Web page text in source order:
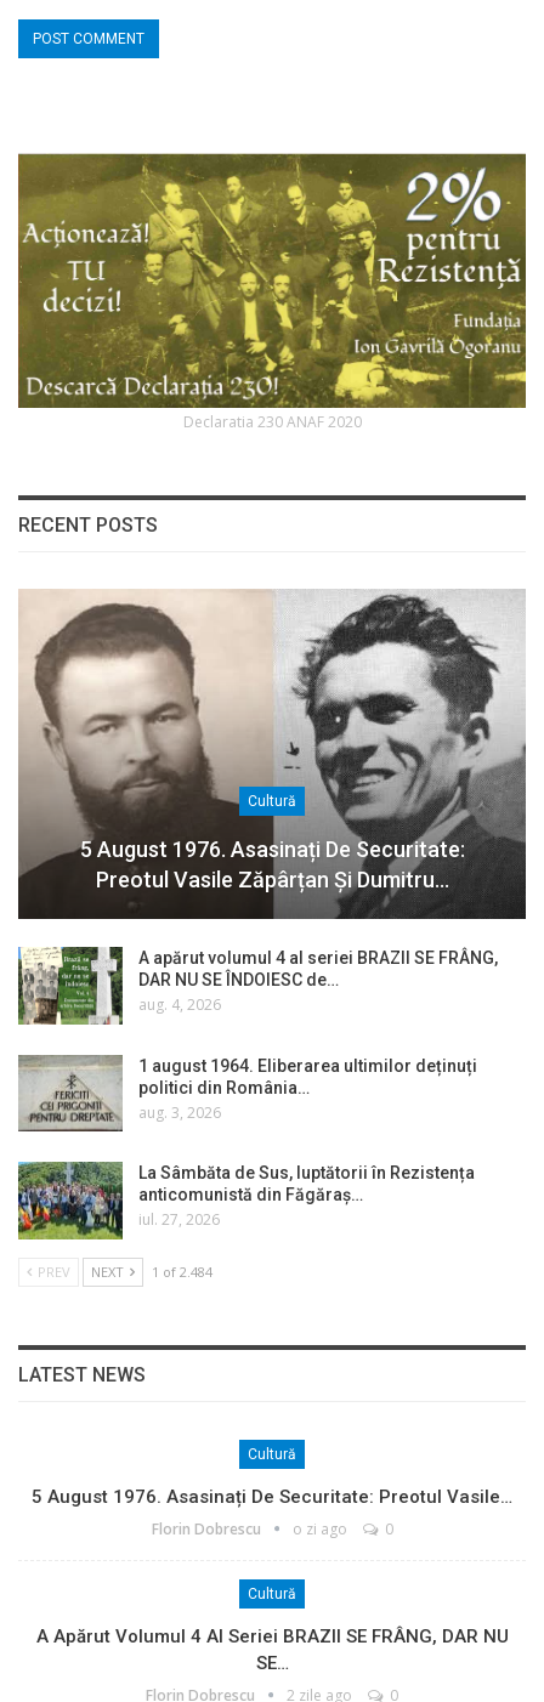
Declaratia 230 ANAF 2020
RECENT POSTS
Cultură
5 August 1976. Asasinați De Securitate:
Preotul Vasile Zăpârțan Și Dumitru…
A apărut volumul 4 al seriei BRAZII SE FRÂNG,
DAR NU SE ÎNDOIESC de…
aug. 4, 2026
1 august 1964. Eliberarea ultimilor deținuți
politici din România…
aug. 3, 2026
La Sâmbăta de Sus, luptătorii în Rezistența
anticomunistă din Făgăraș…
iul. 27, 2026
PREV NEXT 1 of 2.484
LATEST NEWS
Cultură
5 August 1976. Asasinați De Securitate: Preotul Vasile…
Florin Dobrescu o zi ago 0
Cultură
A Apărut Volumul 4 Al Seriei BRAZII SE FRÂNG, DAR NU
SE…
Florin Dobrescu 2 zile ago 0